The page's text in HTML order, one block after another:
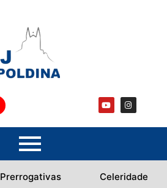
Prerrogativas Celeridade